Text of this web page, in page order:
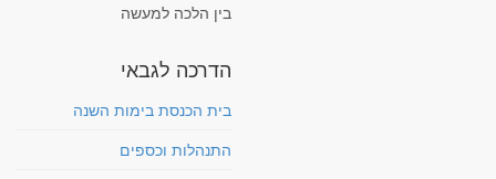
בין הלכה למעשה
הדרכה לגבאי
בית הכנסת בימות השנה
התנהלות וכספים